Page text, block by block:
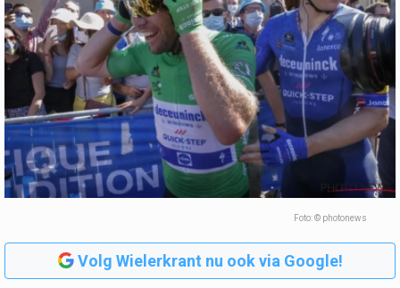
Foto: © photonews
Volg Wielerkrant nu ook via Google!